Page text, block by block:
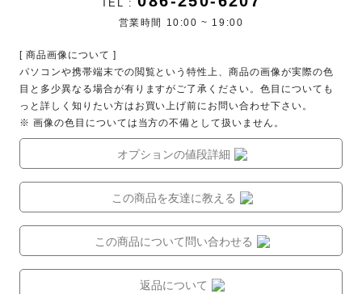
TEL :
営業時間 10:00 ~ 19:00
[ 商品画像について ]
パソコンや携帯端末での閲覧という特性上、商品の画像が実際の色
目と多少異なる場合が有りますがご了承ください。色目についても
っと詳しく知りたい方はお買い上げ前にお問い合わせ下さい。
※ 画像の色目については当方の不備として扱いません。
オプションの値段詳細
この商品を友達に教える
この商品について問い合わせる
返品について